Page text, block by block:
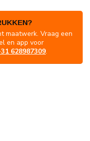
maatwerk. Vraag een
en app voor
628987309.